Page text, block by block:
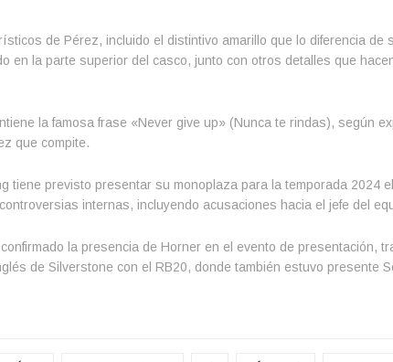
de Pérez, incluido el distintivo amarillo que lo diferencia de
en la parte superior del casco, junto con otros detalles que
la famosa frase «Never give up» (Nunca te rindas), según
que compite.
tiene previsto presentar su monoplaza para la temporada 2024
internas, incluyendo acusaciones hacia el jefe del
la presencia de Horner en el evento de presentación,
de Silverstone con el RB20, donde también estuvo presente